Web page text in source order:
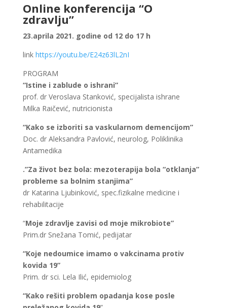
Online konferencija “O
zdravlju”
23.aprila 2021. godine od 12 do 17 h
link https://youtu.be/E24z63lL2nI
PROGRAM
“Istine i zablude o ishrani”
prof. dr Veroslava Stanković, specijalista ishrane
Milka Raičević, nutricionista
“Kako se izboriti sa vaskularnom demencijom”
Doc. dr Aleksandra Pavlović, neurolog, Poliklinika
Antamedika
.”Za život bez bola: mezoterapija bola “otklanja”
probleme sa bolnim stanjima”
dr Katarina Ljubinković, spec.fizikalne medicine i
rehabilitacije
“Moje zdravlje zavisi od moje mikrobiote”
Prim.dr Snežana Tomić, pedijatar
“Koje nedoumice imamo o vakcinama protiv
kovida 19”
Prim. dr sci. Lela Ilić, epidemiolog
“Kako rešiti problem opadanja kose posle